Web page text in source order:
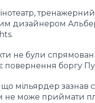
дизайнером
не були
повернення боргу
мільярдер зазнав
не може приймати